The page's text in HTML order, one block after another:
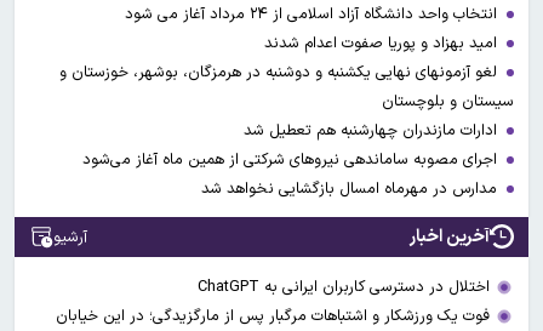
انتخاب واحد دانشگاه آزاد اسلامی از ۲۴ مرداد آغاز می شود
امید بهزاد و پوریا صفوت اعدام شدند
لغو آزمونهای نهایی یکشنبه و دوشنبه در هرمزگان، بوشهر، خوزستان و
سیستان و بلوچستان
ادارات مازندران چهارشنبه هم تعطیل شد
اجرای مصوبه ساماندهی نیرو‌های شرکتی از همین ماه آغاز می‌شود
مدارس در مهرماه امسال بازگشایی نخواهد شد
آخرین اخبار آرشیو
اختلال در دسترسی کاربران ایرانی به ChatGPT
فوت یک ورزشکار و اشتباهات مرگبار پس از مارگزیدگی؛ در این خیابان